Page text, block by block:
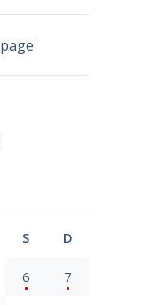
S D
6 7